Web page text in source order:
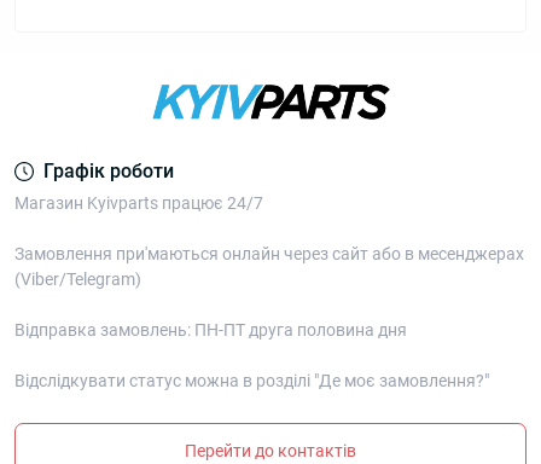
Графік роботи
Магазин Kyivparts працює 24/7
Замовлення при'маються онлайн через сайт або в месенджерах
(Viber/Telegram)
Відправка замовлень: ПН-ПТ друга половина дня
Відслідкувати статус можна в розділі "Де моє замовлення?"
Перейти до контактів